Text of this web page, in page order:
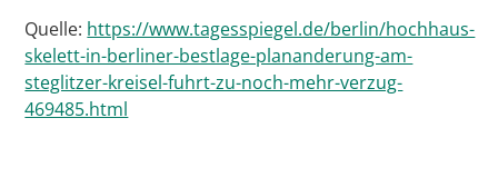
Quelle: https://www.tagesspiegel.de/berlin/hochhaus-
skelett-in-berliner-bestlage-plananderung-am-
steglitzer-kreisel-fuhrt-zu-noch-mehr-verzug-
469485.html